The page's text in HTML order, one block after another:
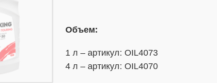
Объем:
1 л – артикул: OIL4073
4 л – артикул: OIL4070